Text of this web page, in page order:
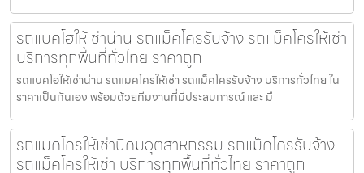
รถแบคโฮให้เช่าน่าน รถแม็คโครรับจ้าง รถแม็คโครให้เช่า
บริการทุกพื้นที่ทั่วไทย ราคาถูก
รถแบคโฮให้เช่าน่าน รถแมคโครให้เช่า รถแม็คโครรับจ้าง บริการทั่วไทย ใน
ราคาเป็นกันเอง พร้อมด้วยทีมงานที่มีประสบการณ์ และ มื
รถแมคโครให้เช่านิคมอุตสาหกรรม รถแม็คโครรับจ้าง
รถแม็คโครให้เช่า บริการทุกพื้นที่ทั่วไทย ราคาถูก